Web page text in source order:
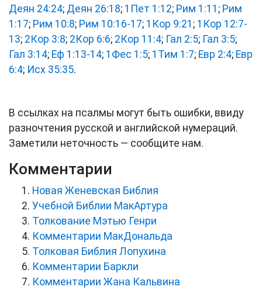
Деян 24:24; Деян 26:18; 1Пет 1:12; Рим 1:11 ; Рим
1:17; Рим 10:8; Рим 10:16-17; 1Кор 9:21 ; 1Кор 12:7-
13; 2Кор 3:8; 2Кор 6:6; 2Кор 11:4; Гал 2:5; Гал 3:5;
Гал 3:14; Еф 1:13-14; 1Фес 1:5; 1Тим 1:7; Евр 2:4; Евр
6:4; Исх 35:35.
В ссылках на псалмы могут быть ошибки, ввиду
разночтения русской и английской нумераций.
Заметили неточность — сообщите нам.
Комментарии
Новая Женевская Библия
Учебной Библии МакАртура
Толкование Мэтью Генри
Комментарии МакДональда
Толковая Библия Лопухина
Комментарии Баркли
Комментарии Жана Кальвина